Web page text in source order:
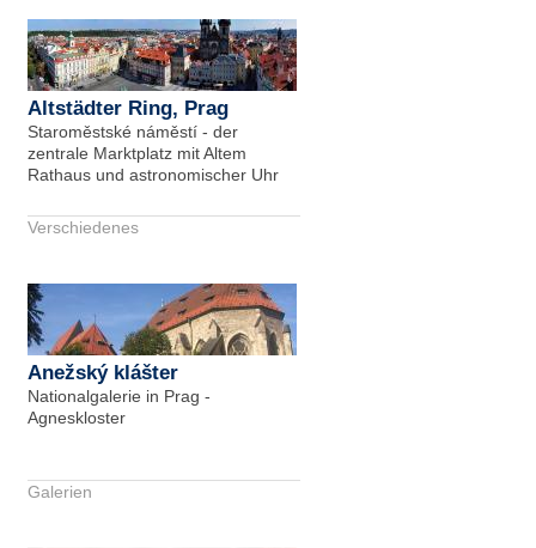
Altstädter Ring, Prag
Staroměstské náměstí - der
zentrale Marktplatz mit Altem
Rathaus und astronomischer Uhr
Verschiedenes
Anežský klášter
Nationalgalerie in Prag -
Agneskloster
Galerien